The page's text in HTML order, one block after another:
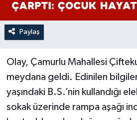
Paylaş
Olay, Çamurlu Mahallesi
meydana geldi. Edinilen
yaşındaki B.S.’nin kullandığı
sokak üzerinde rampa aşağı